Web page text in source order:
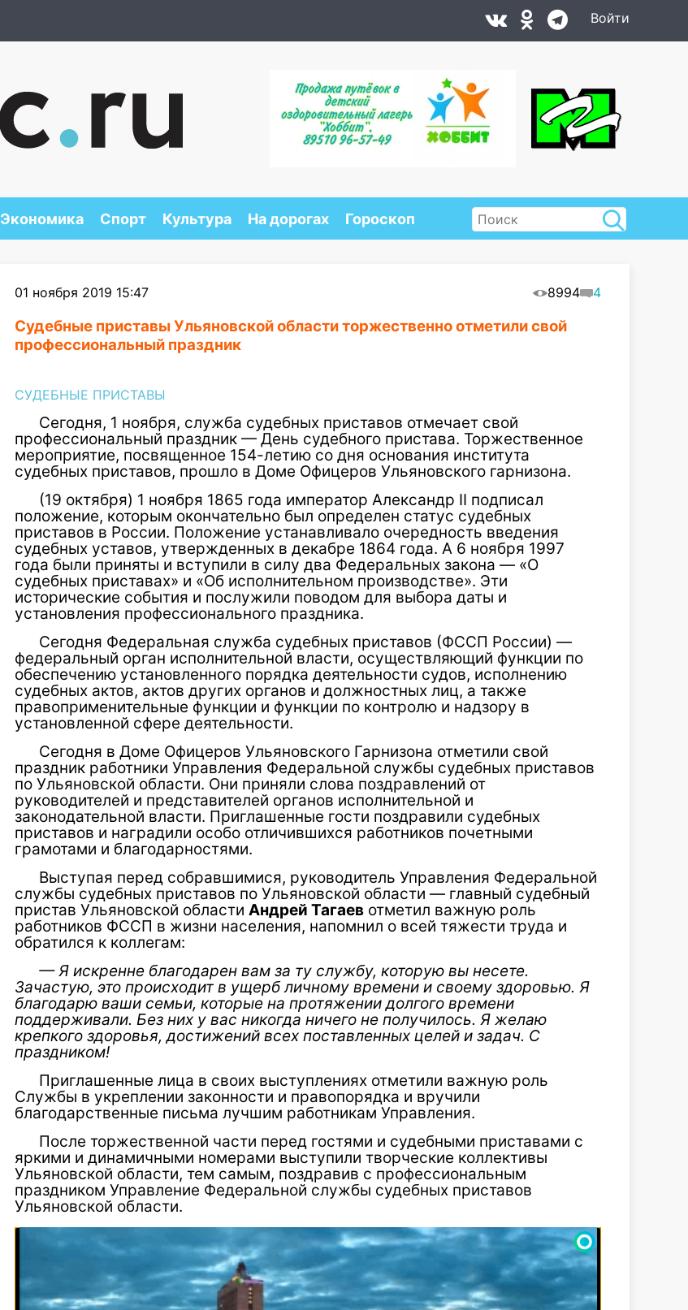
Войти
Экономика Спорт Культура На дорогах Гороскоп
01 ноября 2019 15:47 8994 4
Судебные приставы Ульяновской области торжественно отметили свой
профессиональный праздник
СУДЕБНЫЕ ПРИСТАВЫ
Сегодня, 1 ноября, служба судебных приставов отмечает свой
профессиональный праздник — День судебного пристава. Торжественное
мероприятие, посвященное 154-летию со дня основания института
судебных приставов, прошло в Доме Офицеров Ульяновского гарнизона.
(19 октября) 1 ноября 1865 года император Александр II подписал
положение, которым окончательно был определен статус судебных
приставов в России. Положение устанавливало очередность введения
судебных уставов, утвержденных в декабре 1864 года. А 6 ноября 1997
года были приняты и вступили в силу два Федеральных закона — «О
судебных приставах» и «Об исполнительном производстве». Эти
исторические события и послужили поводом для выбора даты и
установления профессионального праздника.
Сегодня Федеральная служба судебных приставов (ФССП России) —
федеральный орган исполнительной власти, осуществляющий функции по
обеспечению установленного порядка деятельности судов, исполнению
судебных актов, актов других органов и должностных лиц, а также
правоприменительные функции и функции по контролю и надзору в
установленной сфере деятельности.
Сегодня в Доме Офицеров Ульяновского Гарнизона отметили свой
праздник работники Управления Федеральной службы судебных приставов
по Ульяновской области. Они приняли слова поздравлений от
руководителей и представителей органов исполнительной и
законодательной власти. Приглашенные гости поздравили судебных
приставов и наградили особо отличившихся работников почетными
грамотами и благодарностями.
Выступая перед собравшимися, руководитель Управления Федеральной
службы судебных приставов по Ульяновской области — главный судебный
пристав Ульяновской области Андрей Тагаев отметил важную роль
работников ФССП в жизни населения, напомнил о всей тяжести труда и
обратился к коллегам:
— Я искренне благодарен вам за ту службу, которую вы несете.
Зачастую, это происходит в ущерб личному времени и своему здоровью. Я
благодарю ваши семьи, которые на протяжении долгого времени
поддерживали. Без них у вас никогда ничего не получилось. Я желаю
крепкого здоровья, достижений всех поставленных целей и задач. С
праздником!
Приглашенные лица в своих выступлениях отметили важную роль
Службы в укреплении законности и правопорядка и вручили
благодарственные письма лучшим работникам Управления.
После торжественной части перед гостями и судебными приставами с
яркими и динамичными номерами выступили творческие коллективы
Ульяновской области, тем самым, поздравив с профессиональным
праздником Управление Федеральной службы судебных приставов
Ульяновской области.